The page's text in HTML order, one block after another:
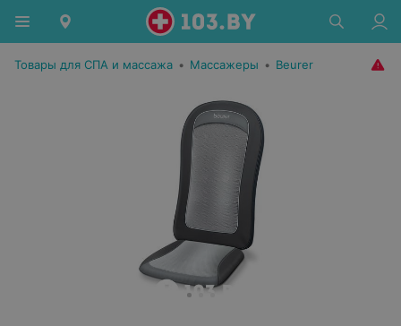
Товары для СПА и массажа • Массажеры • Beurer